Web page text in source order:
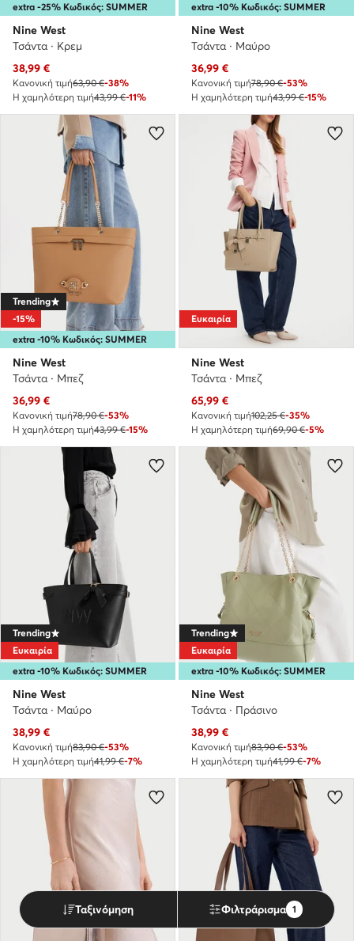
extra -25% Κωδικός: SUMMER
Nine West
Τσάντα · Κρεμ
Τρέχουσα τιμή
38,99 €
Κανονική τιμή63,90 €-38%
Η χαμηλότερη τιμή43,99 €-11%
extra -10% Κωδικός: SUMMER
Nine West
Τσάντα · Μαύρο
Τρέχουσα τιμή
36,99 €
Κανονική τιμή78,90 €-53%
Η χαμηλότερη τιμή43,99 €-15%
extra -10% Κωδικός: SUMMER
Trending
-15%
Nine West
Τσάντα · Μπεζ
Τρέχουσα τιμή
36,99 €
Κανονική τιμή78,90 €-53%
Η χαμηλότερη τιμή43,99 €-15%
Ευκαιρία
Nine West
Τσάντα · Μπεζ
Τρέχουσα τιμή
65,99 €
Κανονική τιμή102,25 €-35%
Η χαμηλότερη τιμή69,90 €-5%
extra -10% Κωδικός: SUMMER
Trending
Ευκαιρία
Nine West
Τσάντα · Μαύρο
Τρέχουσα τιμή
38,99 €
Κανονική τιμή83,90 €-53%
Η χαμηλότερη τιμή41,99 €-7%
extra -10% Κωδικός: SUMMER
Trending
Ευκαιρία
Nine West
Τσάντα · Πράσινο
Τρέχουσα τιμή
38,99 €
Κανονική τιμή83,90 €-53%
Η χαμηλότερη τιμή41,99 €-7%
Ταξινόμηση Φιλτράρισμα 1